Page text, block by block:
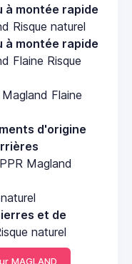
à montée rapide
Risque naturel
à montée rapide
Flaine Risque
Flaine
d'origine
Magland
et de
naturel
MAGLAND